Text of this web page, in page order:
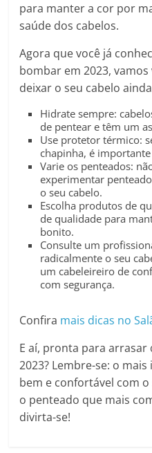
para manter a cor por
saúde dos cabelos.
Agora que você já
bombar em 2023,
deixar o seu cabelo
Hidrate sempre:
de pentear e têm um
Use protetor térmico:
chapinha, é
Varie os penteados:
experimentar
o seu cabelo.
Escolha produtos de
de qualidade para
bonito.
Consulte um
radicalmente o seu
um cabeleireiro de
com segurança.
Confira mais dicas no
E aí, pronta para
2023? Lembre-se: o
bem e confortável com
o penteado que mais
divirta-se!